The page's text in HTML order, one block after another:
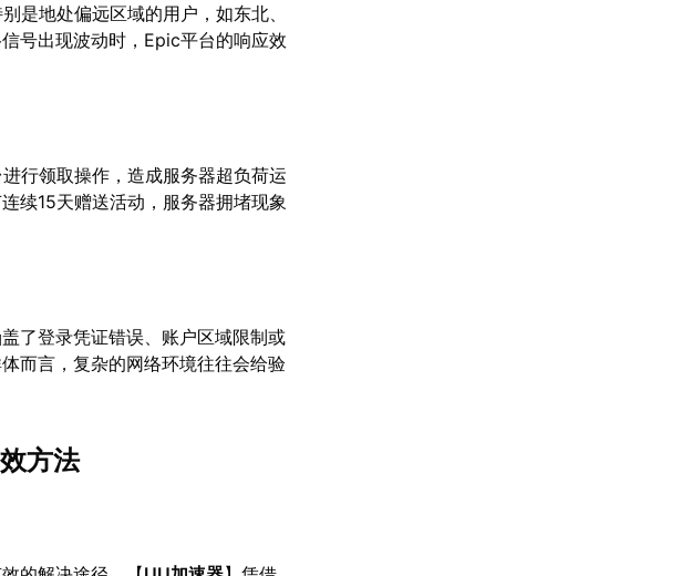
是地处偏远区域的用户，如东北、
号出现波动时，Epic平台的响应效
行领取操作，造成服务器超负荷运
续15天赠送活动，服务器拥堵现象
了登录凭证错误、账户区域限制或
而言，复杂的网络环境往往会给验
方法